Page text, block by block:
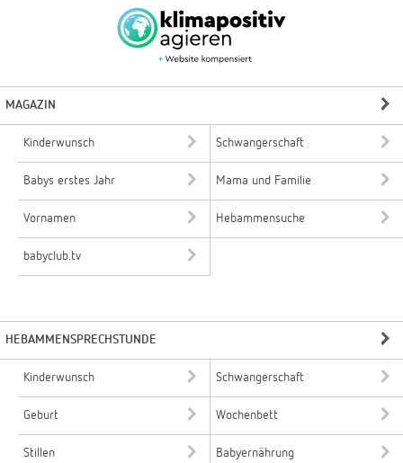
MAGAZIN
Kinderwunsch Schwangerschaft
Babys erstes Jahr Mama und Familie
Vornamen Hebammensuche
babyclub.tv
HEBAMMENSPRECHSTUNDE
Kinderwunsch Schwangerschaft
Geburt Wochenbett
Stillen Babyernährung